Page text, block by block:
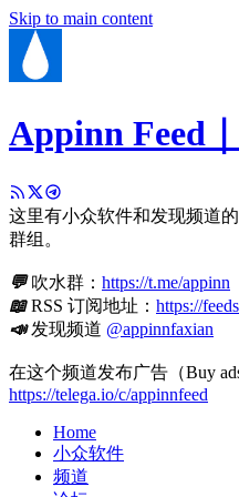
Skip to main content
Appinn Feed
这里有小众软件和发现频道
群组。
💬吹水群： https://t.me/appinn
📖RSS 订阅地址： https://
📣发现频道 @appinnfaxian
在这个频道发布广告（Buy
https://telega.io/c/appinnfeed
Home
小众软件
频道